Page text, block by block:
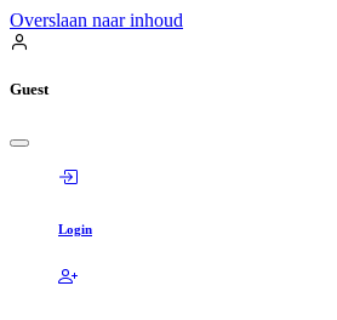
Overslaan naar inhoud
Guest
Login